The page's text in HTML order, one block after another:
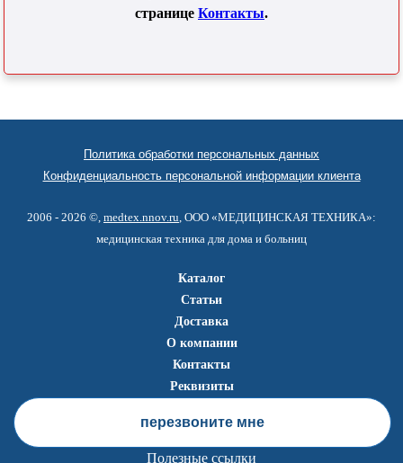
странице Контакты.
Политика обработки персональных данных
Конфиденциальность персональной информации клиента
2006 - 2026 ©, medtex.nnov.ru , ООО «МЕДИЦИНСКАЯ ТЕХНИКА»:
медицинская техника для дома и больниц
Каталог
Статьи
Доставка
О компании
Контакты
Реквизиты
перезвоните мне
Полезные ссылки